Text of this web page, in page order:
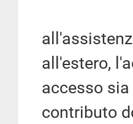
all'estero,
accesso
contributo